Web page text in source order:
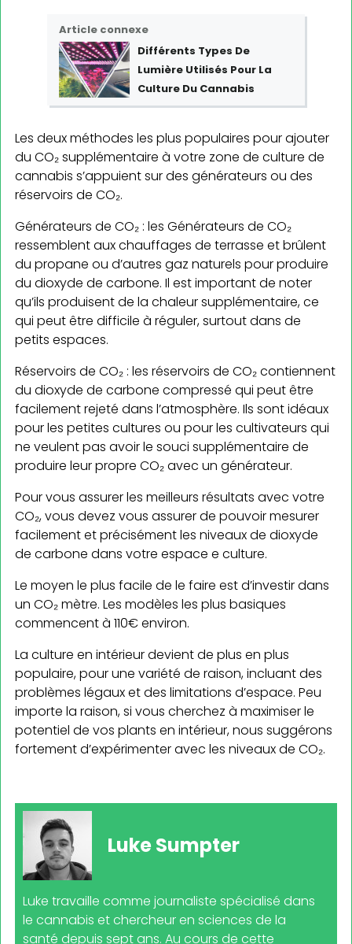
Article connexe
Différents Types De
Lumière Utilisés Pour La
Culture Du Cannabis
Les deux méthodes les plus populaires pour ajouter
du CO₂ supplémentaire à votre zone de culture de
cannabis s’appuient sur des générateurs ou des
réservoirs de CO₂.
Générateurs de CO₂ : les Générateurs de CO₂
ressemblent aux chauffages de terrasse et brûlent
du propane ou d’autres gaz naturels pour produire
du dioxyde de carbone. Il est important de noter
qu’ils produisent de la chaleur supplémentaire, ce
qui peut être difficile à réguler, surtout dans de
petits espaces.
Réservoirs de CO₂ : les réservoirs de CO₂ contiennent
du dioxyde de carbone compressé qui peut être
facilement rejeté dans l’atmosphère. Ils sont idéaux
pour les petites cultures ou pour les cultivateurs qui
ne veulent pas avoir le souci supplémentaire de
produire leur propre CO₂ avec un générateur.
Pour vous assurer les meilleurs résultats avec votre
CO₂, vous devez vous assurer de pouvoir mesurer
facilement et précisément les niveaux de dioxyde
de carbone dans votre espace e culture.
Le moyen le plus facile de le faire est d’investir dans
un CO₂ mètre. Les modèles les plus basiques
commencent à 110€ environ.
La culture en intérieur devient de plus en plus
populaire, pour une variété de raison, incluant des
problèmes légaux et des limitations d’espace. Peu
importe la raison, si vous cherchez à maximiser le
potentiel de vos plants en intérieur, nous suggérons
fortement d’expérimenter avec les niveaux de CO₂.
Luke Sumpter
Luke travaille comme journaliste spécialisé dans
le cannabis et chercheur en sciences de la
santé depuis sept ans. Au cours de cette